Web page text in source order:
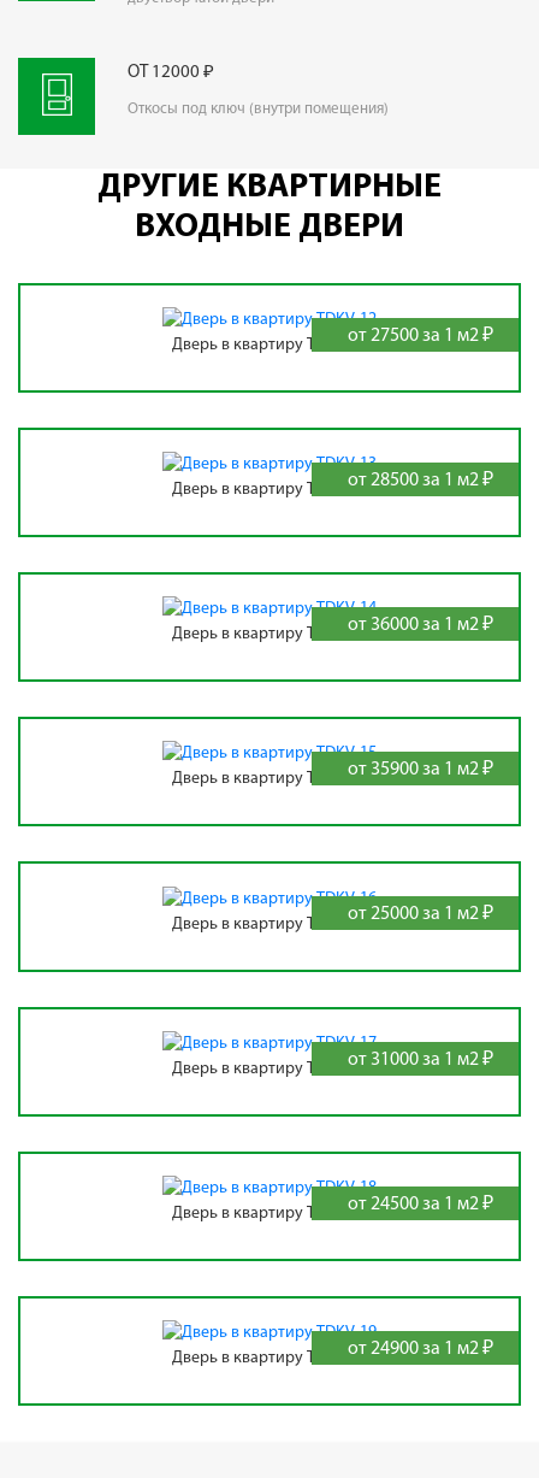
ОТ 12000 ₽
Откосы под ключ (внутри помещения)
ДРУГИЕ КВАРТИРНЫЕ
ВХОДНЫЕ ДВЕРИ
от 27500 за 1 м2 ₽
Дверь в квартиру TDKV-12
от 28500 за 1 м2 ₽
Дверь в квартиру TDKV-13
от 36000 за 1 м2 ₽
Дверь в квартиру TDKV-14
от 35900 за 1 м2 ₽
Дверь в квартиру TDKV-15
от 25000 за 1 м2 ₽
Дверь в квартиру TDKV-16
от 31000 за 1 м2 ₽
Дверь в квартиру TDKV-17
от 24500 за 1 м2 ₽
Дверь в квартиру TDKV-18
от 24900 за 1 м2 ₽
Дверь в квартиру TDKV-19